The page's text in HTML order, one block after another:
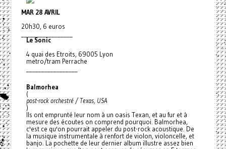
MAR 28 AVRIL
20h30, 6 euros
Le Sonic
4 quai des Etroits, 69005 Lyon
metro/tram Perrache
Balmorhea
(
post-rock orchestré / Texas, USA
)
Ils ont emprunté leur nom à un oasis Texan, et au fur et à
mesure des écoutes on comprend pourquoi. Balmorhea,
c'est ce qu'on pourrait appeler du post-rock acoustique. De
la musique instrumentale à renfort de violon, violoncelle, et
banjo. La pochette de leur dernier album illustre assez bien